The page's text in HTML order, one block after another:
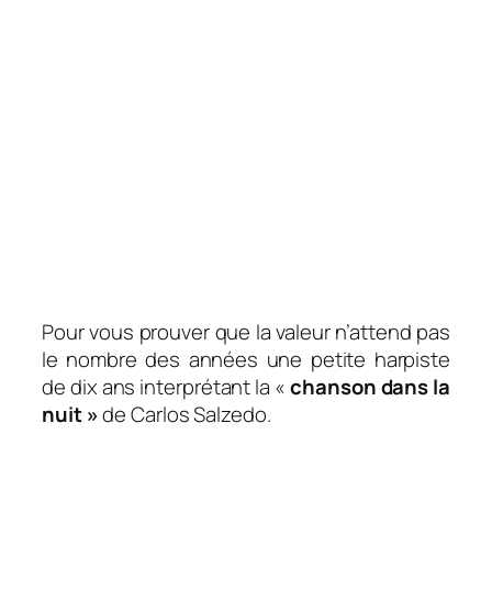
Pour vous prouver que la valeur n’attend pas
le nombre des années une petite harpiste
de dix ans interprétant la «chanson dans la
nuit »de Carlos Salzedo.